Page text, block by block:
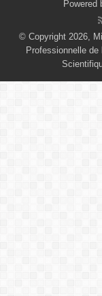
Powered
© Copyright 2026,
Professionnelle de